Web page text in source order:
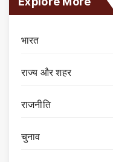
भारत
राज्य और शहर
राजनीति
चुनाव